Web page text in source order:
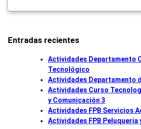
Entradas recientes
Actividades Departamento
Tecnológico
Actividades Departamento
Actividades Curso
y Comunicación 3
Actividades FPB Servicios
Actividades FPB Peluquería